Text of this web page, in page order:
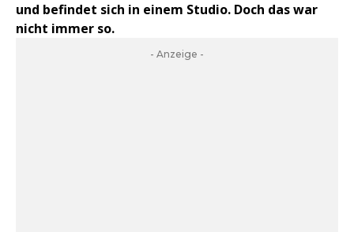
und befindet sich in einem Studio. Doch das war
nicht immer so.
- Anzeige -